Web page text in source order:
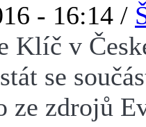
- 16:14 /
Klíč v
se
ze zdrojů